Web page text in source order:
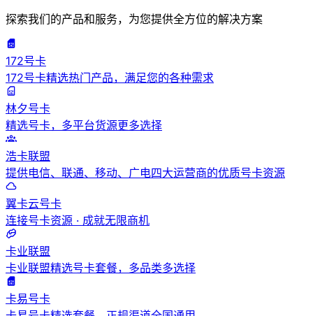
探索我们的产品和服务，为您提供全方位的解决方案
172号卡
172号卡精选热门产品，满足您的各种需求
林夕号卡
精选号卡，多平台货源更多选择
浩卡联盟
提供电信、联通、移动、广电四大运营商的优质号卡资源
翼卡云号卡
连接号卡资源 · 成就无限商机
卡业联盟
卡业联盟精选号卡套餐，多品类多选择
卡易号卡